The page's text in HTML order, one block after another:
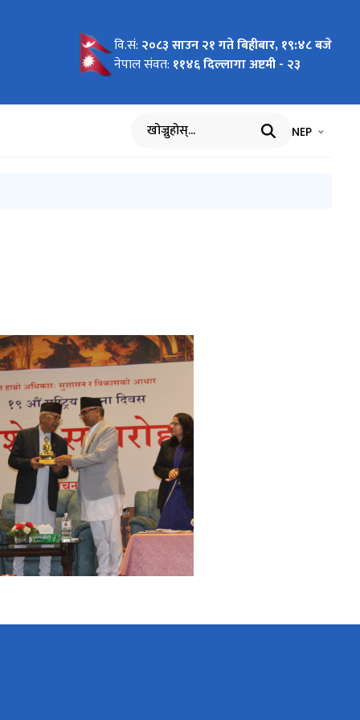
वि.सं: २०८३ साउन २१ गते बिहीबार, १९:४८ बजे
नेपाल संवत: ११४६ दिल्लागा अष्टमी - २३
खोज्नुहोस् भाषा चयन
NEP